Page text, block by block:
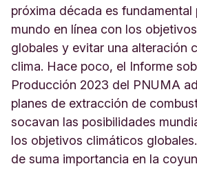
próxima década es fundamental
mundo en línea con los
globales y evitar una alteración
clima. Hace poco, el Informe
Producción 2023 del PNUMA
planes de extracción de
socavan las posibilidades
los objetivos climáticos
de suma importancia en la